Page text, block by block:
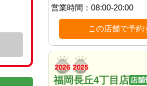
営業時間： 08:00-20:00
この店舗で予約
福岡長丘4丁目店